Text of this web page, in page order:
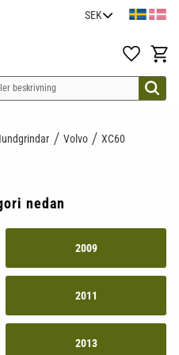
Favoriter
Volvo
XC60
nedan
2009
2011
2013